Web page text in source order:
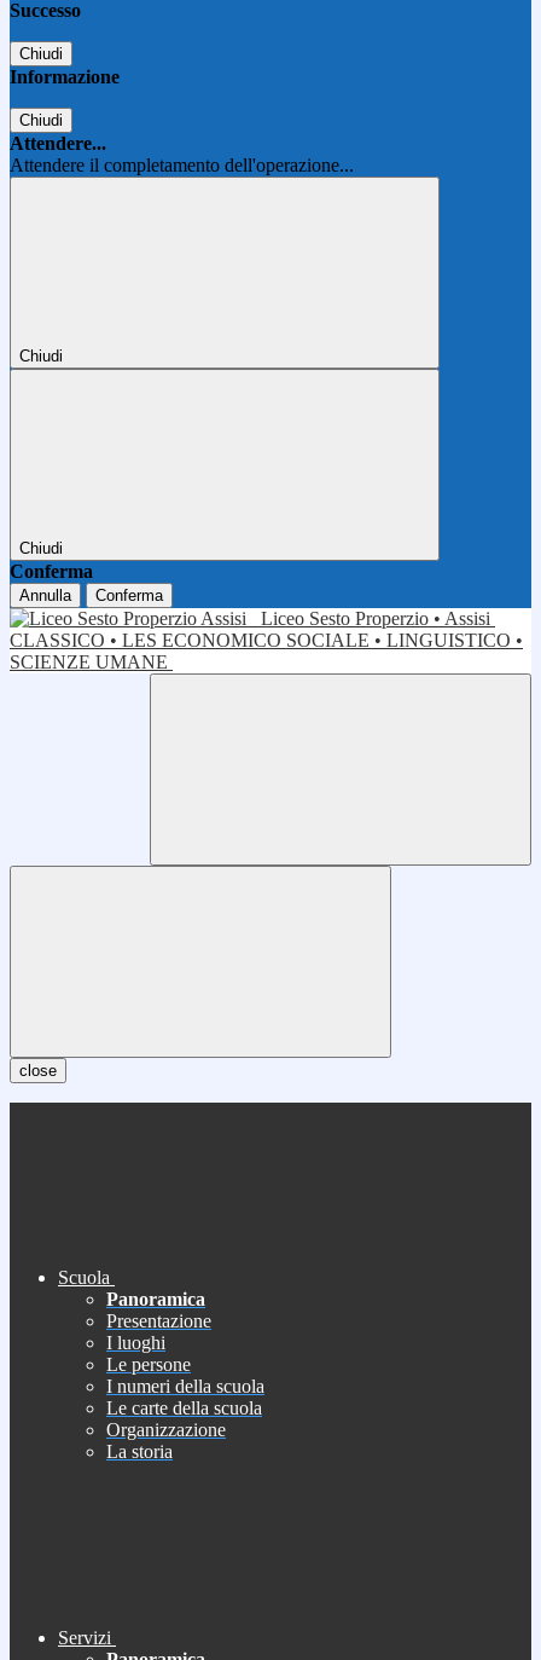
Successo
Chiudi
Informazione
Chiudi
Attendere...
Attendere il completamento dell'operazione...
Chiudi
Chiudi
Conferma
Annulla Conferma
Liceo Sesto Properzio • Assisi
CLASSICO • LES ECONOMICO SOCIALE • LINGUISTICO •
SCIENZE UMANE
close
Scuola
Panoramica
Presentazione
I luoghi
Le persone
I numeri della scuola
Le carte della scuola
Organizzazione
La storia
Servizi